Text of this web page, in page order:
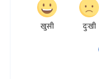
खुसी दुःखी